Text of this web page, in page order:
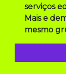
serviços
Mais e
mesmo